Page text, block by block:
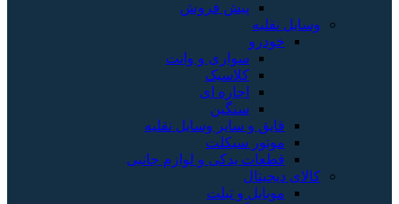
پیش فروش
وسایل نقلیه
خودرو
سواری و وانت
کلاسیک
اجاره ای
سنگین
قایق و سایر وسایل نقلیه
موتور سیکلت
قطعات یدکی و لوازم جانبی
کالای دیجیتال
موبایل و تبلت